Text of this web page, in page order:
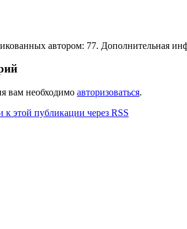
автором: 77. Дополнительная
вам необходимо авторизоваться.
этой публикации через RSS